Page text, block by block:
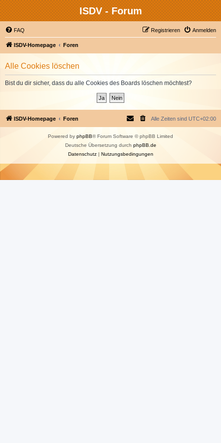
ISDV - Forum
FAQ Anmelden
Registrieren
ISDV-Homepage Foren
Alle Cookies löschen
Bist du dir sicher, dass du alle Cookies des Boards löschen möchtest?
ISDV-Homepage Foren Alle Zeiten sind UTC+02:00
Powered by phpBB® Forum Software © phpBB Limited
Deutsche Übersetzung durch phpBB.de
Datenschutz| Nutzungsbedingungen